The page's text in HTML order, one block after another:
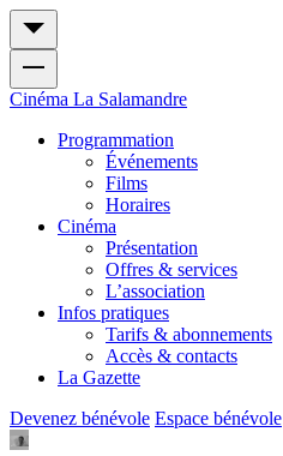
Cinéma La Salamandre
Programmation
Événements
Films
Horaires
Cinéma
Présentation
Offres & services
L’association
Infos pratiques
Tarifs & abonnements
Accès & contacts
La Gazette
Devenez bénévole Espace bénévole